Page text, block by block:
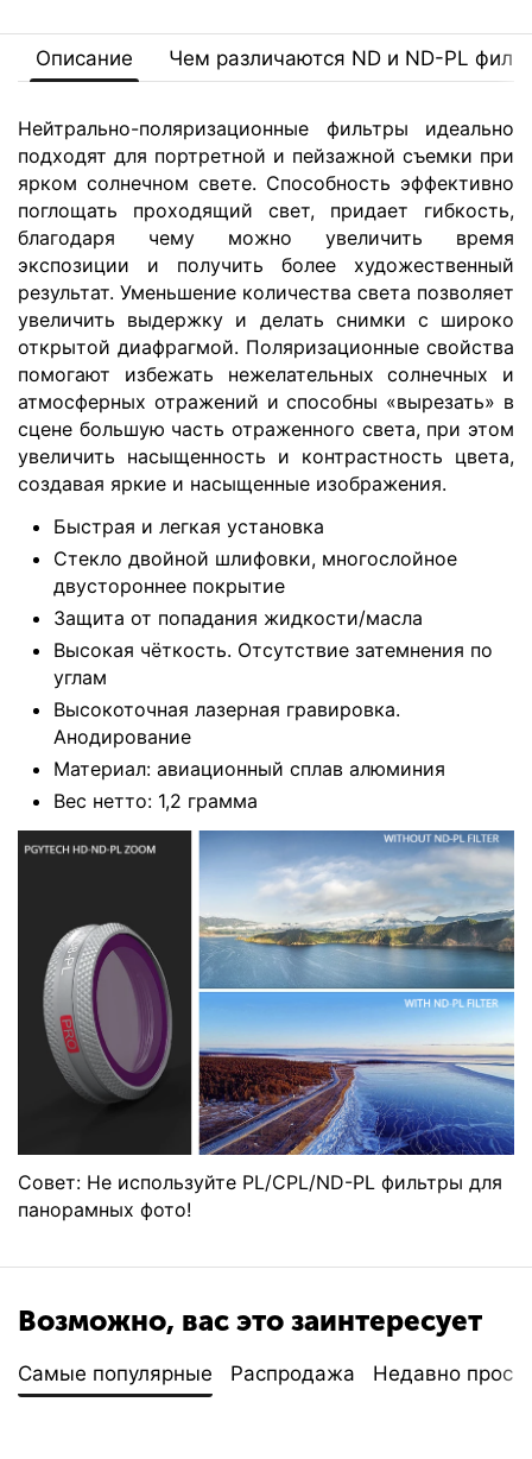
Описание Чем различаются ND и ND-PL
Нейтрально-поляризационные фильтры идеально
подходят для портретной и пейзажной съемки при
ярком солнечном свете. Способность эффективно
поглощать проходящий свет, придает гибкость,
благодаря чему можно увеличить время
экспозиции и получить более художественный
результат. Уменьшение количества света позволяет
увеличить выдержку и делать снимки с широко
открытой диафрагмой. Поляризационные свойства
помогают избежать нежелательных солнечных и
атмосферных отражений и способны «вырезать» в
сцене большую часть отраженного света, при этом
увеличить насыщенность и контрастность цвета,
создавая яркие и насыщенные изображения.
Быстрая и легкая установка
Стекло двойной шлифовки, многослойное
двустороннее покрытие
Защита от попадания жидкости/масла
Высокая чёткость. Отсутствие затемнения по
углам
Высокоточная лазерная гравировка.
Анодирование
Материал: авиационный сплав алюминия
Вес нетто: 1,2 грамма
Совет: Не используйте PL/CPL/ND-PL фильтры для
панорамных фото!
Возможно, вас это заинтересует
Самые популярные Распродажа Недавно